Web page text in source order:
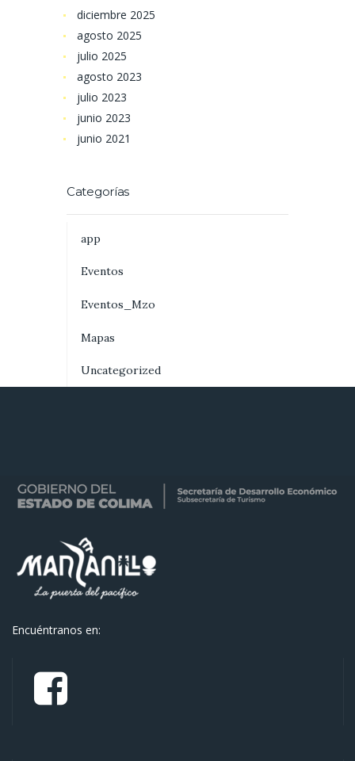
diciembre 2025
agosto 2025
julio 2025
agosto 2023
julio 2023
junio 2023
junio 2021
Categorías
app
Eventos
Eventos_Mzo
Mapas
Uncategorized
Encuéntranos en: